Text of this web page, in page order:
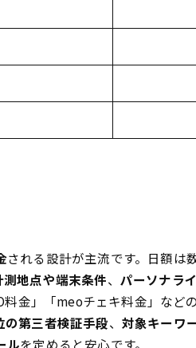
される設計が主流です。日額
測地点や端末条件、 パーソナラ
金」「meoチェキ料金」など
の第三者検証手段、 対象キーワ
ルを定めると安心です。